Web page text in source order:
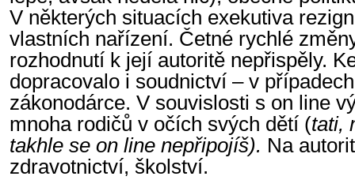
V některých situacích exekutiva
vlastních nařízení. Četné rychlé
rozhodnutí k její autoritě nepřispěly.
dopracovalo i soudnictví – v
zákonodárce. V souvislosti s on line
mnoha rodičů v očích svých dětí (tati,
takhle se on line nepřipojíš). Na
zdravotnictví, školství.